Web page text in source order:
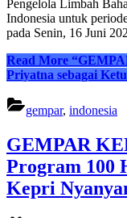
Pengelola Limbah
Indonesia untuk
pada Senin, 16 Juni
Read More
Priyatna sebagai
gempar, indonesia
GEMPAR
Program 100
Kepri